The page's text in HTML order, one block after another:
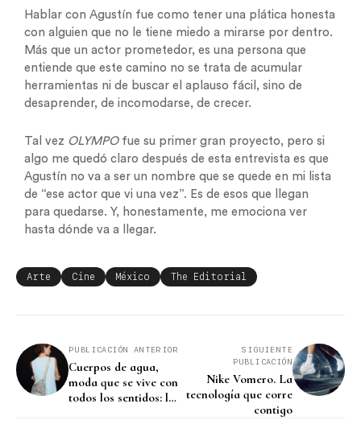
Hablar con Agustín fue como tener una plática honesta
con alguien que no le tiene miedo a mirarse por dentro.
Más que un actor prometedor, es una persona que
entiende que este camino no se trata de acumular
herramientas ni de buscar el aplauso fácil, sino de
desaprender, de incomodarse, de crecer.
Tal vez OLYMPOfue su primer gran proyecto, pero si
algo me quedó claro después de esta entrevista es que
Agustín no va a ser un nombre que se quede en mi lista
de “ese actor que vi una vez”. Es de esos que llegan
para quedarse. Y, honestamente, me emociona ver
hasta dónde va a llegar.
Arte Cine México The Editorial
PUBLICACIÓN ANTERIOR
Cuerpos de agua,
moda que se vive con
todos los sentidos: la
SIGUIENTE
PUBLICACIÓN
Nike Vomero. La
tecnología que corre
contigo